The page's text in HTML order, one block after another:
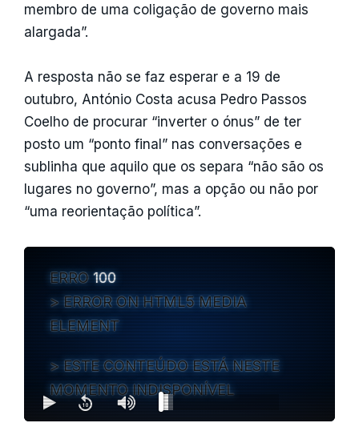
membro de uma coligação de governo mais
alargada”.
A resposta não se faz esperar e a 19 de
outubro, António Costa acusa Pedro Passos
Coelho de procurar “inverter o ónus” de ter
posto um “ponto final” nas conversações e
sublinha que aquilo que os separa “não são os
lugares no governo”, mas a opção ou não por
“uma reorientação política”.
ERRO 100
ERROR ON HTML5 MEDIA
ELEMENT
ESTE CONTEÚDO ESTÁ NESTE
MOMENTO INDISPONÍVEL